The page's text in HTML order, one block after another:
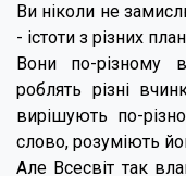
Ви ніколи не
- істоти з різних
Вони по-різному
роблять різні
вирішують по-
слово, розуміють
Але Всесвіт так